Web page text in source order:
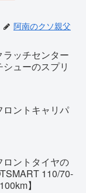
阿南のクソ親父
ラッチセンター
ューのスプリ
ロントキャリパ
ロントタイヤの
110/70-
】